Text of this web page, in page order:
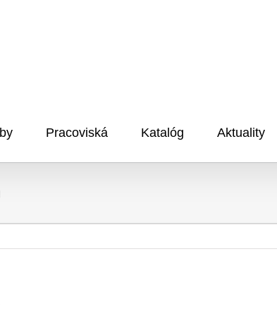
Pracoviská Katalóg Aktuality